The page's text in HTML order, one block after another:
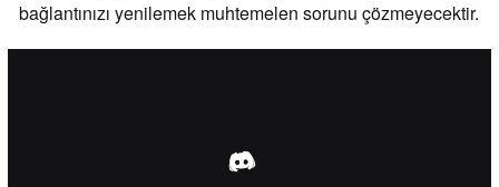
bağlantınızı yenilemek muhtemelen sorunu çözmeyecektir.